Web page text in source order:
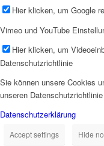
Hier klicken, um Google
Vimeo und YouTube
Hier klicken, um
Datenschutzrichtlinie
Sie können unsere Cookies
unseren
Datenschutzerklärung
Accept settings Hide